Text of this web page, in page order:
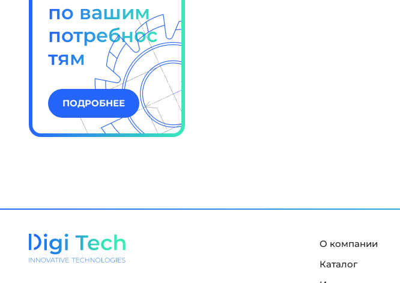
по вашим
потребнос
тям
ПОДРОБНЕЕ
О компании
Каталог